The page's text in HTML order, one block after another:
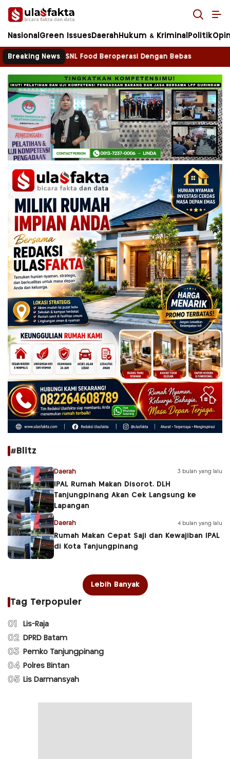
Ulasfakta.co
Bicara Fakta Terkini dan Terpercaya!
Nasional Green Issues Daerah Hukum & Kriminal Politik
Breaking News
di Kawasan SNL Food Beroperasi Dengan Bebas
#Blitz
Daerah 3 bulan yang lalu
IPAL Rumah Makan Disorot, DLH
Tanjungpinang Akan Cek Langsung ke
Lapangan
Daerah 4 bulan yang lalu
Rumah Makan Cepat Saji dan Kewajiban IPAL
di Kota Tanjungpinang
Lebih Banyak
Tag Terpopuler
01 Lis-Raja
02 DPRD Batam
03 Pemko Tanjungpinang
04 Polres Bintan
05 Lis Darmansyah